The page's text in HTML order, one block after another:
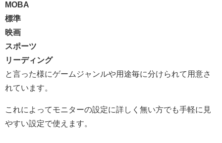
MOBA
標準
映画
スポーツ
リーディング
と言った様にゲームジャンルや用途毎に分けられて用意さ
れています。
これによってモニターの設定に詳しく無い方でも手軽に見
やすい設定で使えます。